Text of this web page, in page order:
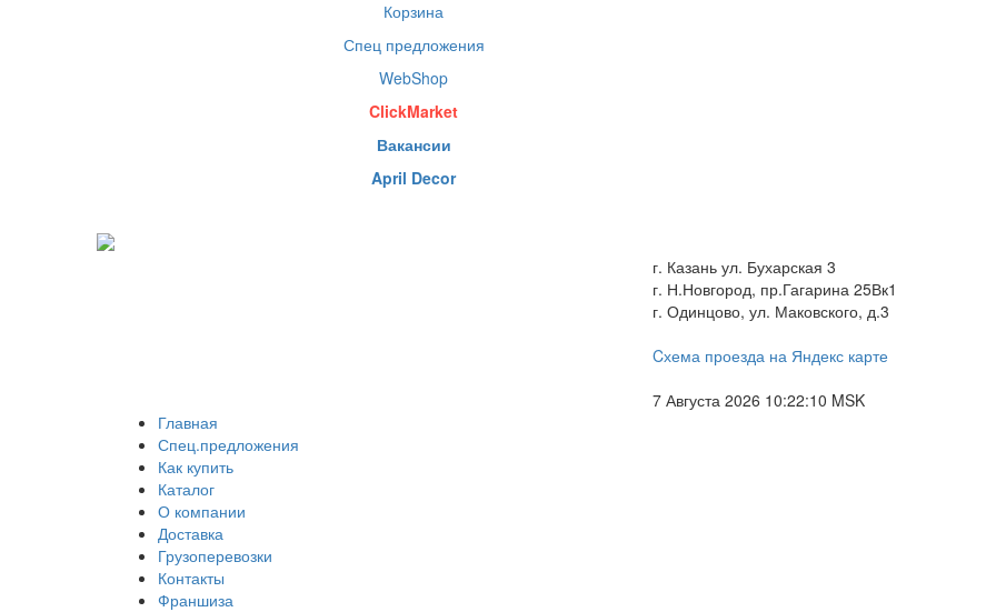
Корзина
Спец предложения
WebShop
ClickMarket
Вакансии
April Decor
г. Казань ул. Бухарская 3
г. Н.Новгород, пр.Гагарина 25Вк1
г. Одинцово, ул. Маковского, д.3
Cхема проезда на Яндекс карте
7 Августа 2026 10:22:11 MSK
Главная
Спец.предложения
Как купить
Каталог
О компании
Доставка
Грузоперевозки
Контакты
Франшиза